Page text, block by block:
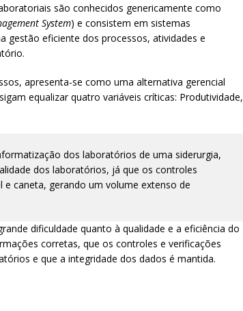
são conhecidos genericamente como
System) e consistem em sistemas
gestão eficiente dos processos, atividades e
apresenta-se como uma alternativa gerencial
equalizar quatro variáveis críticas: Produtividade,
dos laboratórios de uma siderurgia,
dos laboratórios, já que os controles
caneta, gerando um volume extenso de
dificuldade quanto à qualidade e a eficiência do
corretas, que os controles e verificações
e que a integridade dos dados é mantida.